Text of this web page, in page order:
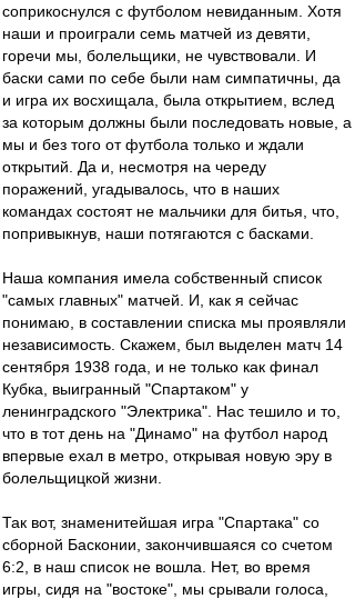
соприкоснулся с футболом невиданным. Хотя
наши и проиграли семь матчей из девяти,
горечи мы, болельщики, не чувствовали. И
баски сами по себе были нам симпатичны, да
и игра их восхищала, была открытием, вслед
за которым должны были последовать новые, а
мы и без того от футбола только и ждали
открытий. Да и, несмотря на череду
поражений, угадывалось, что в наших
командах состоят не мальчики для битья, что,
попривыкнув, наши потягаются с басками.
Наша компания имела собственный список
"самых главных" матчей. И, как я сейчас
понимаю, в составлении списка мы проявляли
независимость. Скажем, был выделен матч 14
сентября 1938 года, и не только как финал
Кубка, выигранный "Спартаком" у
ленинградского "Электрика". Нас тешило и то,
что в тот день на "Динамо" на футбол народ
впервые ехал в метро, открывая новую эру в
болельщицкой жизни.
Так вот, знаменитейшая игра "Спартака" со
сборной Басконии, закончившаяся со счетом
6:2, в наш список не вошла. Нет, во время
игры, сидя на "востоке", мы срывали голоса,